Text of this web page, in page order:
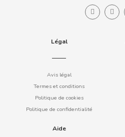
ELGORRIAGA
Légal
Avis légal
Termes et conditions
Politique de cookies
Politique de confidentialité
Aide